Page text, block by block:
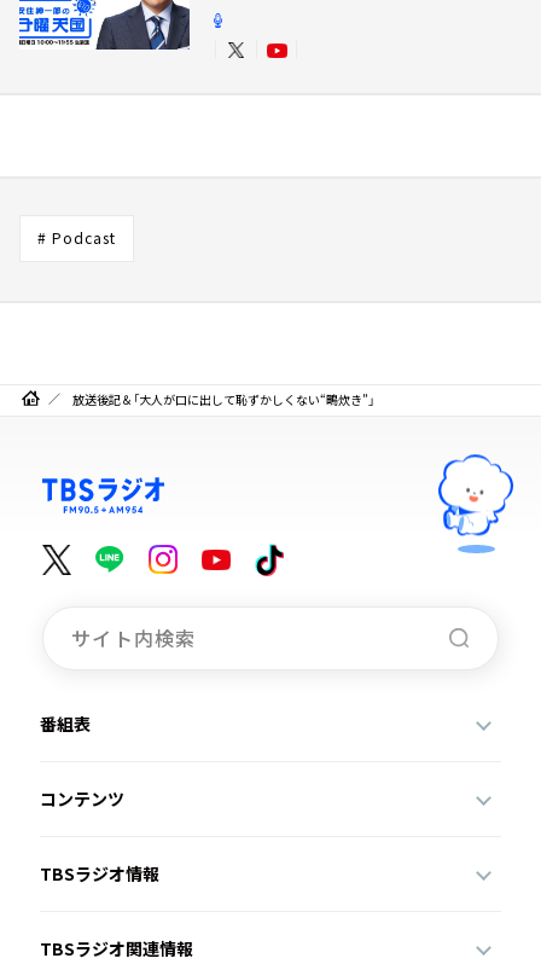
# Podcast
放送後記＆「大人が口に出して恥ずかしくない“鴫炊き”」
番組表
コンテンツ
TBSラジオ情報
TBSラジオ関連情報